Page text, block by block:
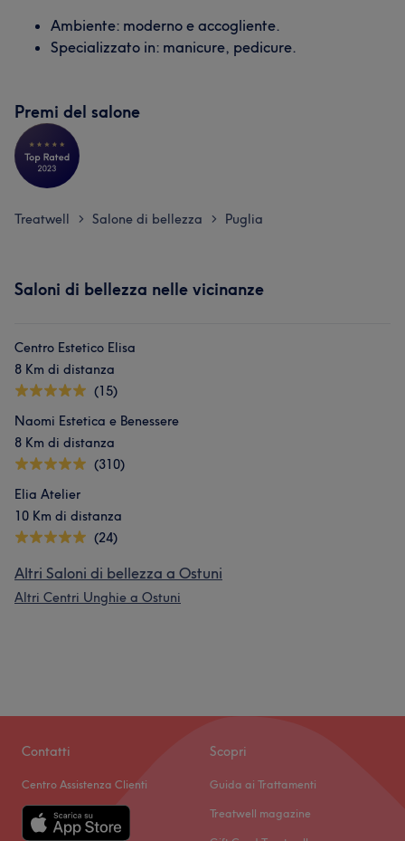
Ambiente: moderno e accogliente.
Specializzato in: manicure, pedicure.
Premi del salone
Treatwell > Salone di bellezza > Puglia
Saloni di bellezza nelle vicinanze
Centro Estetico Elisa
8 Km di distanza
(15)
Naomi Estetica e Benessere
8 Km di distanza
(310)
Elia Atelier
10 Km di distanza
(24)
Altri Saloni di bellezza a Ostuni
Altri Centri Unghie a Ostuni
Contatti
Centro Assistenza Clienti
Scopri
Guida ai Trattamenti
Treatwell magazine